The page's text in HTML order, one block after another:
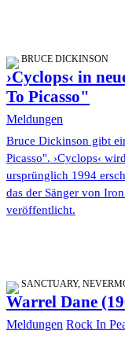
BRUCE DICKINSON
›Cyclops‹ in
To Picasso"
Meldungen
Bruce Dickinson gibt
Picasso". ›Cyclops‹
ursprünglich 1994
das der Sänger von
veröffentlicht.
SANCTUARY,
Warrel Dane
Meldungen Rock In